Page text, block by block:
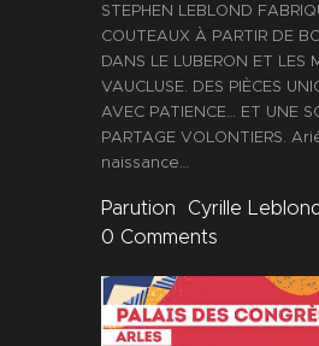
STEPHEN LEBLOND
COUTEAUX À PARTIR DE
DANS LE LUBERON ET LES
VAUCLUSE. DES PIÈCES
AVEC PATIENCE… ET UNE
PARTAGE VOLONTIERS.
naissance…
Parution
Cyrille Leblond
0 Comments